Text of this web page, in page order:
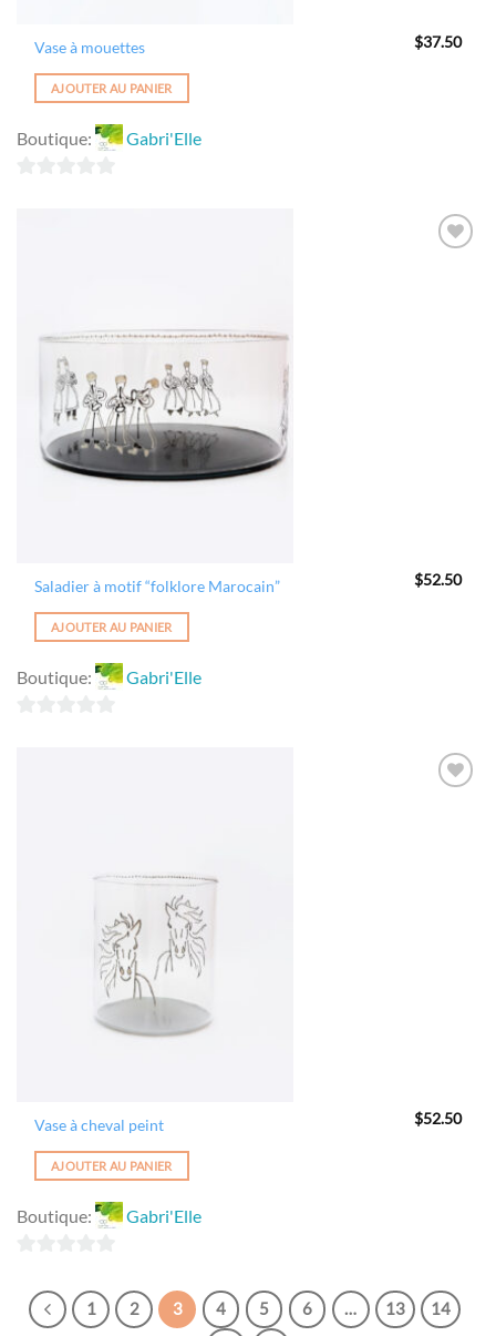
Vase à mouettes $37.50
AJOUTER AU PANIER
Boutique: Gabri'Elle
Saladier à motif “folklore Marocain” $52.50
AJOUTER AU PANIER
Boutique: Gabri'Elle
Vase à cheval peint $52.50
AJOUTER AU PANIER
Boutique: Gabri'Elle
sur
1 2 3 4 5 6 … 13
14